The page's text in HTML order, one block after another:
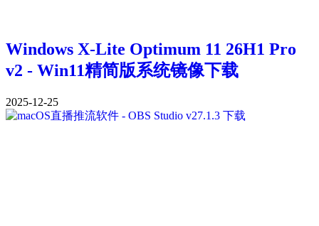
Windows X-Lite Optimum 11 26H1 Pro
v2 - Win11精简版系统镜像下载
2025-12-25